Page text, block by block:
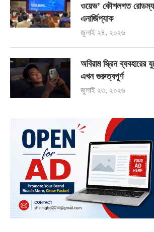
ওয়েভ’ কৌশলগত
এনার্জিপ্যাক
জুলাই ২৪, ২০২৬
অবিরাম স্ক্রিন
এখন গুরুত্বপূর্ণ
জুলাই ২৩, ২০২৬